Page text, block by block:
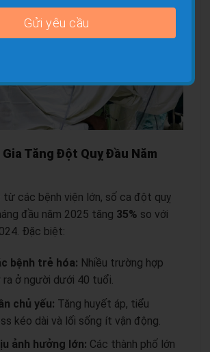
Tăng Đột Quỵ Đầu Năm
các bệnh viện lớn, số ca đột quỵ
đầu năm 2025 tăng 35% so với
Đặc biệt:
bệnh trẻ hóa: Nhiều trường hợp
ở người dưới 40 tuổi.
chủ yếu: Tăng huyết áp, tiểu
kéo dài và lối sống ít vận động.
ảnh hưởng lớn: Các thành phố lớn